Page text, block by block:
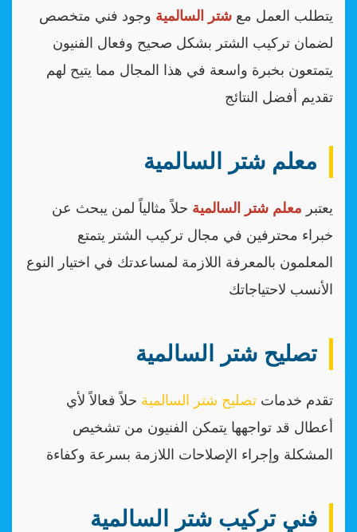
يتطلب العمل مع شتر السالمية وجود فني متخصص
لضمان تركيب الشتر بشكل صحيح وفعال الفنيون
يتمتعون بخبرة واسعة في هذا المجال مما يتيح لهم
تقديم أفضل النتائج
معلم شتر السالمية
يعتبر معلم شتر السالمية حلاً مثالياً لمن يبحث عن
خبراء محترفين في مجال تركيب الشتر يتمتع
المعلمون بالمعرفة اللازمة لمساعدتك في اختيار النوع
الأنسب لاحتياجاتك
تصليح شتر السالمية
تقدم خدمات تصليح شتر السالمية حلاً فعالاً لأي
أعطال قد تواجهها يتمكن الفنيون من تشخيص
المشكلة وإجراء الإصلاحات اللازمة بسرعة وكفاءة
فني تركيب شتر السالمية